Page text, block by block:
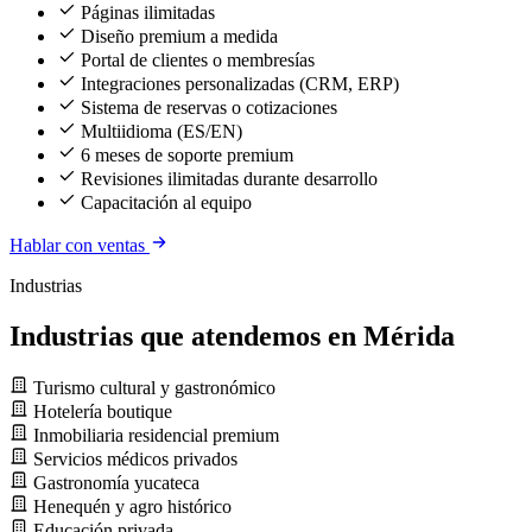
Páginas ilimitadas
Diseño premium a medida
Portal de clientes o membresías
Integraciones personalizadas (CRM, ERP)
Sistema de reservas o cotizaciones
Multiidioma (ES/EN)
6 meses de soporte premium
Revisiones ilimitadas durante desarrollo
Capacitación al equipo
Hablar con ventas
Industrias
Industrias que atendemos en Mérida
Turismo cultural y gastronómico
Hotelería boutique
Inmobiliaria residencial premium
Servicios médicos privados
Gastronomía yucateca
Henequén y agro histórico